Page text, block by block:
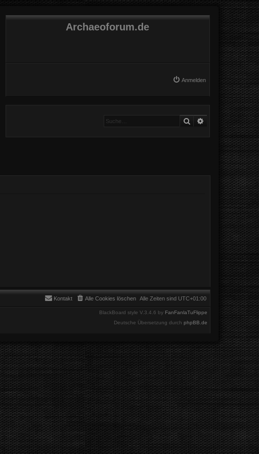
Archaeoforum.de
Anmelden
Suche Erweiterte Suche
Alle Zeiten sind UTC+01:00
Alle Cookies löschen
Kontakt
BlackBoard style V.3.4.6 by FanFanlaTuFlippe
Deutsche Übersetzung durch phpBB.de